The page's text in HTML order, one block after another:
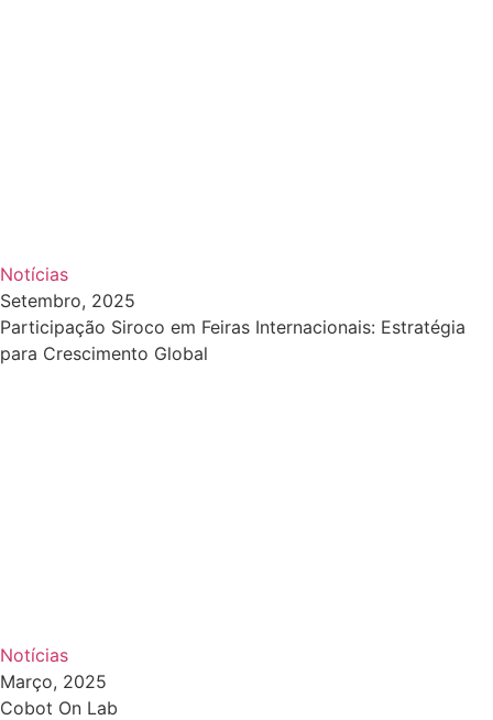
Notícias
Setembro, 2025
Participação Siroco em Feiras Internacionais: Estratégia
para Crescimento Global
Notícias
Março, 2025
Cobot On Lab